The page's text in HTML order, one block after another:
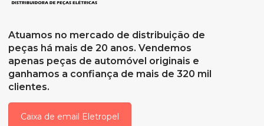
Atuamos no mercado de distribuição de
peças há mais de 20 anos. Vendemos
apenas peças de automóvel originais e
ganhamos a confiança de mais de 320 mil
clientes.
Caixa de email Eletropel